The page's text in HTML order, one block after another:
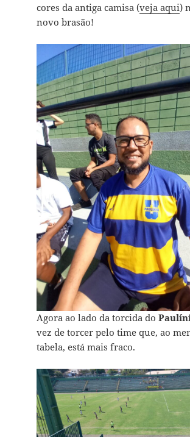
cores da antiga camisa (veja aqui)
novo brasão!
Agora ao lado da torcida do
vez de torcer pelo time que, ao
tabela, está mais fraco.